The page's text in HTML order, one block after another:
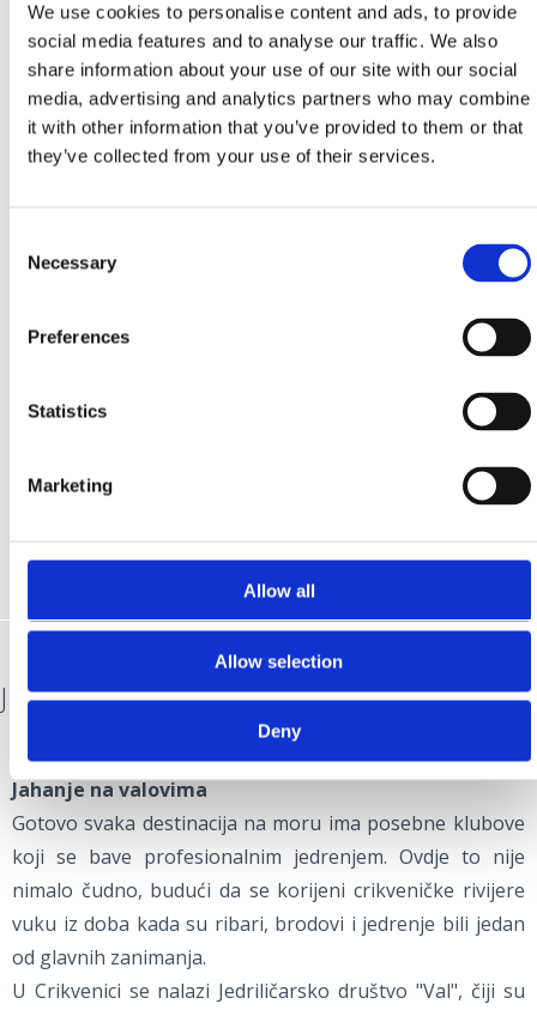
We use cookies to personalise content and ads, to provide
social media features and to analyse our traffic. We also
share information about your use of our site with our social
media, advertising and analytics partners who may combine
it with other information that you’ve provided to them or that
they’ve collected from your use of their services.
Selection
Necessary
Preferences
Statistics
Marketing
Allow all
Allow selection
Deny
glisiranje taxijem na vodi…
Water sport centri u Crikvenici i Selcu nude široku paletu
sportskih aktivnosti na kopnu i moru.
+385 91 285 1853, +385 91 285 1864
Šetalište Ivana Jeličića, Selce
www.selce.com.hr
JEDRILIČARSTVO
Jahanje na valovima
Gotovo svaka destinacija na moru ima posebne klubove
koji se bave profesionalnim jedrenjem. Ovdje to nije
nimalo čudno, budući da se korijeni crikveničke rivijere
vuku iz doba kada su ribari, brodovi i jedrenje bili jedan
od glavnih zanimanja.
U Crikvenici se nalazi Jedriličarsko društvo "Val", čiji su